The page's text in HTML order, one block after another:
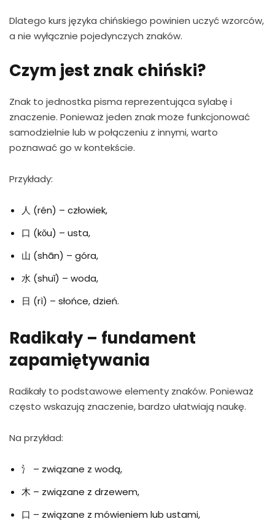
Dlatego kurs języka chińskiego powinien uczyć wzorców,
a nie wyłącznie pojedynczych znaków.
Czym jest znak chiński?
Znak to jednostka pisma reprezentująca sylabę i
znaczenie. Ponieważ jeden znak może funkcjonować
samodzielnie lub w połączeniu z innymi, warto
poznawać go w kontekście.
Przykłady:
人 (rén) – człowiek,
口 (kǒu) – usta,
山 (shān) – góra,
水 (shuǐ) – woda,
日 (rì) – słońce, dzień.
Radikały – fundament
zapamiętywania
Radikały to podstawowe elementy znaków. Ponieważ
często wskazują znaczenie, bardzo ułatwiają naukę.
Na przykład:
氵 – związane z wodą,
木 – związane z drzewem,
口 – związane z mówieniem lub ustami,